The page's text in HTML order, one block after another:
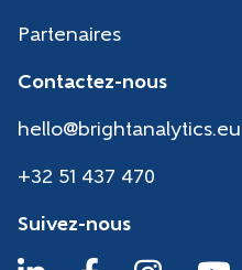
Partenaires
Contactez-nous
hello@brightanalytics.eu
+32 51 437 470
Suivez-nous